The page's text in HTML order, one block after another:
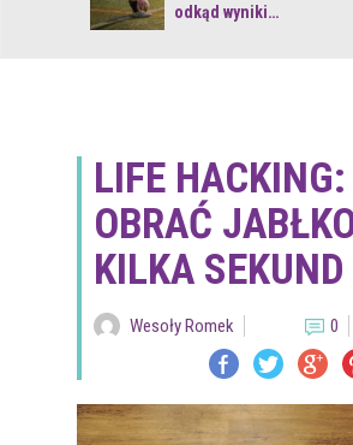
odkąd wyniki…
LIFE
OBRAĆ
KILKA SEKUND
Wesoły Romek 0